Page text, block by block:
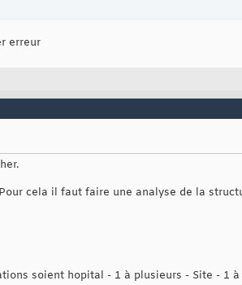
)
)
(Key:="A" & .Fields( 0),
erreur
cela il faut faire une analyse de la
soient hopital - 1 à plusieurs - Site - 1